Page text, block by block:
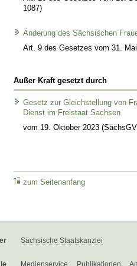
1087)
Änderung des Sächsischen
Art. 9 des Gesetzes vom 31.
Außer Kraft gesetzt durch
Gesetz zur Gleichstellung von
Dienst im Freistaat Sachsen
vom 19. Oktober 2023
zum Seitenanfang
Sächsische Staatskanzlei
Medienservice Publikationen